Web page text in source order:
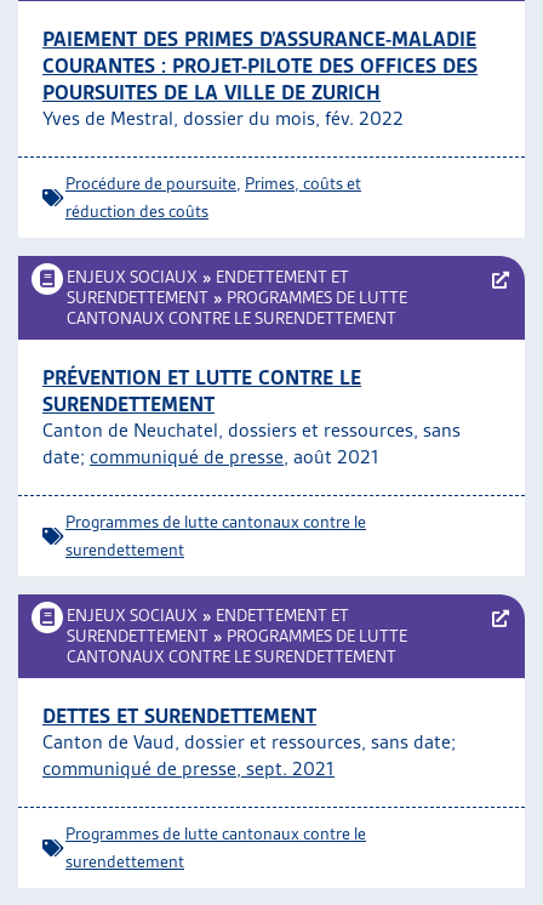
PAIEMENT DES PRIMES D’ASSURANCE-MALADIE
COURANTES : PROJET-PILOTE DES OFFICES DES
POURSUITES DE LA VILLE DE ZURICH
Yves de Mestral, dossier du mois, fév. 2022
Procédure de poursuite Primes, coûts et
réduction des coûts
ENJEUX SOCIAUX » ENDETTEMENT ET
SURENDETTEMENT » PROGRAMMES DE LUTTE
CANTONAUX CONTRE LE SURENDETTEMENT
PRÉVENTION ET LUTTE CONTRE LE
SURENDETTEMENT
Canton de Neuchatel, dossiers et ressources, sans
date; communiqué de presse, août 2021
Programmes de lutte cantonaux contre le
surendettement
ENJEUX SOCIAUX » ENDETTEMENT ET
SURENDETTEMENT » PROGRAMMES DE LUTTE
CANTONAUX CONTRE LE SURENDETTEMENT
DETTES ET SURENDETTEMENT
Canton de Vaud, dossier et ressources, sans date;
communiqué de presse, sept. 2021
Programmes de lutte cantonaux contre le
surendettement